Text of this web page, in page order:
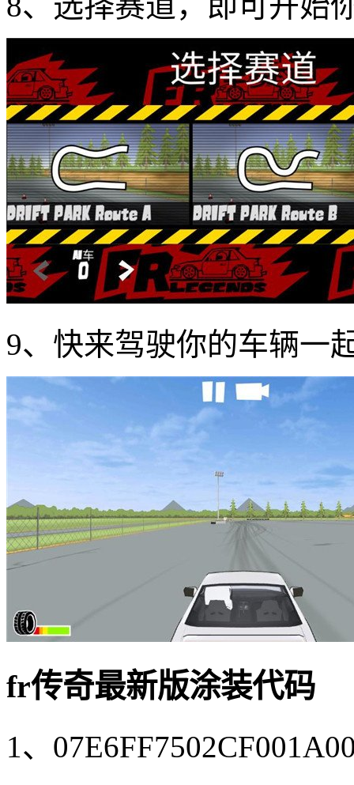
9、快来驾驶你的车辆一
fr传奇最新版涂装代码
1、